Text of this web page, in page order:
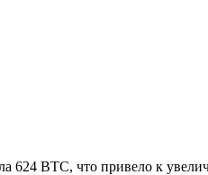
624 BTC, что привело к